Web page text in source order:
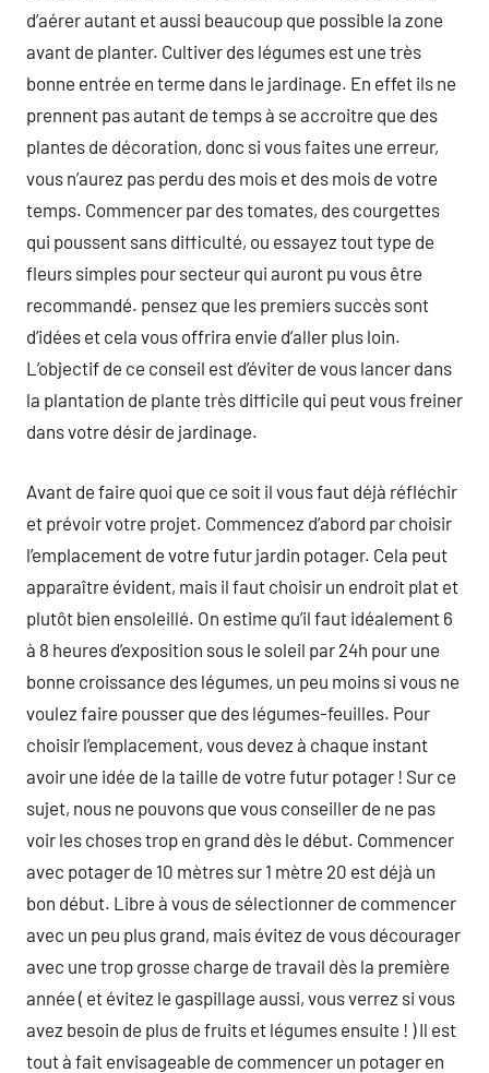
d’aérer autant et aussi beaucoup que possible la zone
avant de planter. Cultiver des légumes est une très
bonne entrée en terme dans le jardinage. En effet ils ne
prennent pas autant de temps à se accroitre que des
plantes de décoration, donc si vous faites une erreur,
vous n’aurez pas perdu des mois et des mois de votre
temps. Commencer par des tomates, des courgettes
qui poussent sans difficulté, ou essayez tout type de
fleurs simples pour secteur qui auront pu vous être
recommandé. pensez que les premiers succès sont
d’idées et cela vous offrira envie d’aller plus loin.
L’objectif de ce conseil est d’éviter de vous lancer dans
la plantation de plante très difficile qui peut vous freiner
dans votre désir de jardinage.
Avant de faire quoi que ce soit il vous faut déjà réfléchir
et prévoir votre projet. Commencez d’abord par choisir
l’emplacement de votre futur jardin potager. Cela peut
apparaître évident, mais il faut choisir un endroit plat et
plutôt bien ensoleillé. On estime qu’il faut idéalement 6
à 8 heures d’exposition sous le soleil par 24h pour une
bonne croissance des légumes, un peu moins si vous ne
voulez faire pousser que des légumes-feuilles. Pour
choisir l’emplacement, vous devez à chaque instant
avoir une idée de la taille de votre futur potager ! Sur ce
sujet, nous ne pouvons que vous conseiller de ne pas
voir les choses trop en grand dès le début. Commencer
avec potager de 10 mètres sur 1 mètre 20 est déjà un
bon début. Libre à vous de sélectionner de commencer
avec un peu plus grand, mais évitez de vous décourager
avec une trop grosse charge de travail dès la première
année ( et évitez le gaspillage aussi, vous verrez si vous
avez besoin de plus de fruits et légumes ensuite ! ) Il est
tout à fait envisageable de commencer un potager en